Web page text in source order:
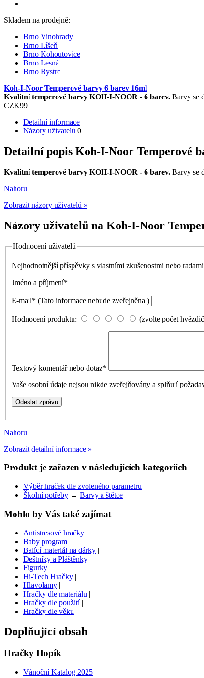
Skladem na prodejně:
Brno Vinohrady
Brno Líšeň
Brno Kohoutovice
Brno Lesná
Brno Bystrc
Koh-I-Noor Temperové barvy 6 barev 16ml
Kvalitní temperové barvy KOH-I-NOOR - 6 barev. Barvy se
CZK99
Detailní informace
Názory uživatelů 0
Detailní popis Koh-I-Noor Temperové
Kvalitní temperové barvy KOH-I-NOOR - 6 barev. Barvy se
Nahoru
Zobrazit názory uživatelů »
Názory uživatelů na Koh-I-Noor
Hodnocení uživatelů
Nejhodnotnější příspěvky s vlastními zkušenostmi nebo
Jméno a příjmení*
E-mail* (Tato informace nebude zveřejněna.)
Hodnocení produktu: (zvolte počet
Textový komentář nebo dotaz*
Vaše osobní údaje nejsou nikde zveřejňovány a splňují
Nahoru
Zobrazit detailní informace »
Produkt je zařazen v následujících kategoriích
Výběr hraček dle zvoleného parametru
Školní potřeby → Barvy a štětce
Mohlo by Vás také zajímat
Antistresové hračky |
Baby program |
Balící materiál na dárky |
Deštníky a Pláštěnky |
Figurky |
Hi-Tech Hračky |
Hlavolamy |
Hračky dle materiálu |
Hračky dle použití|
Hračky dle věku
Doplňující obsah
Hračky Hopík
Vánoční Katalog 2025